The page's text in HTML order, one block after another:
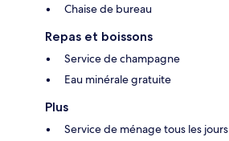
Chaise de bureau
Repas et boissons
Service de champagne
Eau minérale gratuite
Plus
Service de ménage tous les jours